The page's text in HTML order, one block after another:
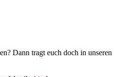
Dann tragt euch doch in unseren